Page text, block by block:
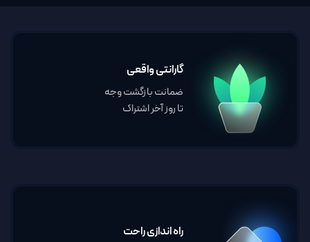
گارانتی واقعی
ضمانت بازگشت وجه
تا روز آخر اشتراک
راه اندازی راحت